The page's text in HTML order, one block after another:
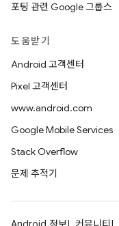
포팅 관련 Google 그룹스
도움받기
Android 고객센터
Pixel 고객센터
www.android.com
Google Mobile Services
Stack Overflow
문제 추적기